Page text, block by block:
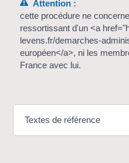
Attention :
cette procédure ne
ressortissant d'un <a
levens.fr/demarches-
européen</a>, ni les
France avec lui.
Textes de référence